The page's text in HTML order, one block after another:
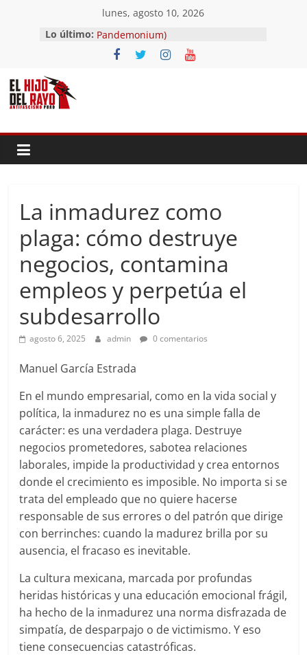
contenido
lunes, agosto 10, 2026
Lo último: El segundo (Del II Tomo del
Pandemonium)
Ave fénix
La inmadurez como
plaga: cómo destruye
negocios, contamina
empleos y perpetúa el
subdesarrollo
agosto 6, 2025 admin 0 comentarios
Manuel García Estrada
En el mundo empresarial, como en la vida social y
política, la inmadurez no es una simple falla de
carácter: es una verdadera plaga. Destruye
negocios prometedores, sabotea relaciones
laborales, impide la productividad y crea entornos
donde el crecimiento es imposible. No importa si se
trata del empleado que no quiere hacerse
responsable de sus errores o del patrón que dirige
con berrinches: cuando la madurez brilla por su
ausencia, el fracaso es inevitable.
La cultura mexicana, marcada por profundas
heridas históricas y una educación emocional frágil,
ha hecho de la inmadurez una norma disfrazada de
simpatía, de desparpajo o de victimismo. Y eso
tiene consecuencias catastróficas.